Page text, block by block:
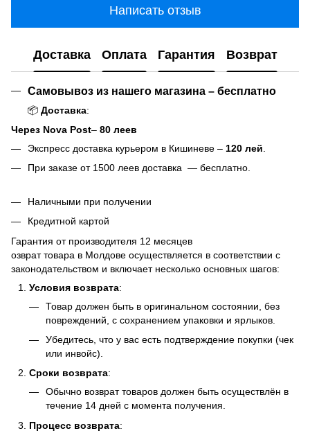
Написать отзыв
Доставка Оплата Гарантия Возврат
Самовывоз из нашего магазина – бесплатно
📦 Доставка:
Через Nova Post– 80 леев
Экспресс доставка курьером в Кишиневе – 120 лей
При заказе от 1500 леев доставка — бесплатно.
Наличными при получении
Кредитной картой
Гарантия от производителя 12 месяцев
озврат товара в Молдове осуществляется в соответствии с
законодательством и включает несколько основных шагов:
Условия возврата:
Товар должен быть в оригинальном состоянии, без
повреждений, с сохранением упаковки и ярлыков.
Убедитесь, что у вас есть подтверждение покупки (чек
или инвойс).
Сроки возврата:
Обычно возврат товаров должен быть осуществлён в
течение 14 дней с момента получения.
Процесс возврата: